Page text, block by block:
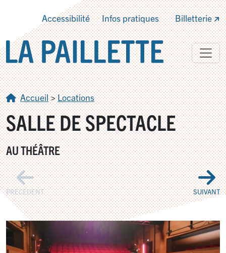
Accessibilité Infos pratiques Billetterie
Accueil>Locations
SALLE DE SPECTACLE
AU THÉÂTRE
PRÉCÉDENT SUIVANT